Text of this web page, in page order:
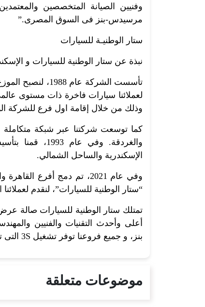
وفنيين الصيانة المتخصصين
مرسيدس-بنز فى السوق المصرى.”
ستار الوطنيـة للسيارات
نبذة عن ستار الوطنية للسيارات و
تأسست الشركة
لعملائنا سيارات فاخرة ذات مستوى
وذلك من خلال إقامة اول فرع للشركة
كما توسعت شركتنا عبر شبكة متكاملة
والغردقة. وفي
الإسكندرية والساحل الشمالي.
وفي عام 2021، تم دمج أفرع
“ستار الوطنية للسيارات”، لنقدم لعملائنا
أعلى وأحدث التقنيات والفنيين
بنز، و جميع فروعنا توفر تشغيل 3S التى تتكون من صالات العرض وخدمات الصيانة وقطع الغيار.
موضوعات متعلقة